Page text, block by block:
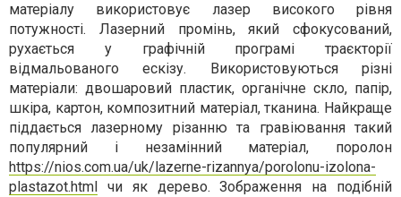
матеріалу використовує лазер високого рівня
потужності. Лазерний промінь, який сфокусований,
рухається у графічній програмі траєкторії
відмальованого ескізу. Використовуються різні
матеріали: двошаровий пластик, органічне скло, папір,
шкіра, картон, композитний матеріал, тканина. Найкраще
піддається лазерному різанню та гравіювання такий
популярний і незамінний матеріал, поролон
https://nios.com.ua/uk/lazerne-rizannya/porolonu-izolona-
plastazot.html чи як дерево. Зображення на подібній